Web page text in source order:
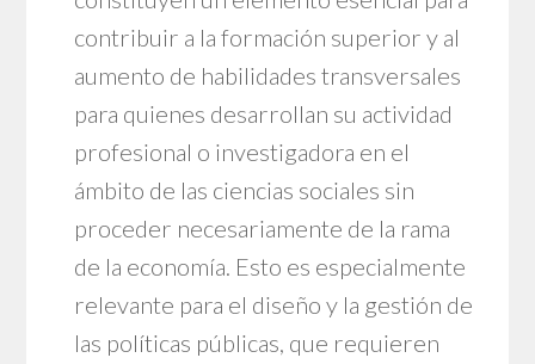
contribuir a la formación superior y al
aumento de habilidades transversales
para quienes desarrollan su actividad
profesional o investigadora en el
ámbito de las ciencias sociales sin
proceder necesariamente de la rama
de la economía. Esto es especialmente
relevante para el diseño y la gestión de
las políticas públicas, que requieren